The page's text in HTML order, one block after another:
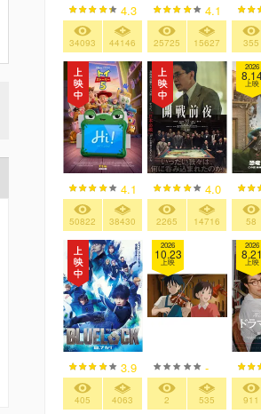
4.3
34093 44146
4.1
25725 15627 355
4.1
50822 38430
4.0
2265 14716
2026
上映
58
3.9
405 4063
2026
10.23
上映
-
2 535
2026
8.21
上映
911